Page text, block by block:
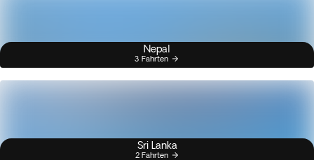
Nepal
3 Fahrten
Sri Lanka
2 Fahrten